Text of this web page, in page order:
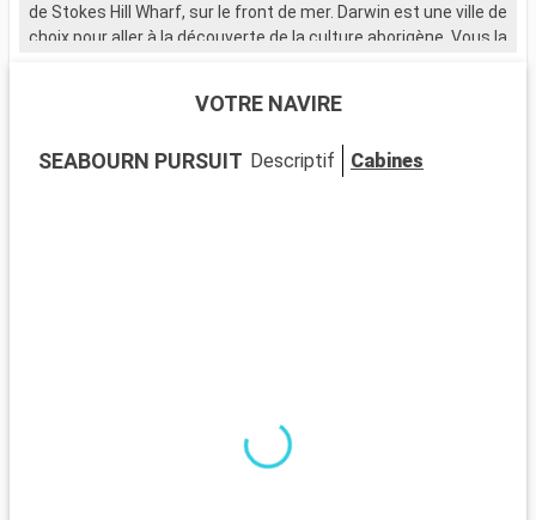
de Stokes Hill Wharf, sur le front de mer. Darwin est une ville de
choix pour aller à la découverte de la culture aborigène. Vous la
Museum and Art Gallery of the Northern Territory vous
multiculturelle de cette région. Le territoire du Nord est réputé
VOTRE NAVIRE
SEABOURN PURSUIT Descriptif Cabines